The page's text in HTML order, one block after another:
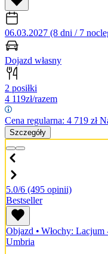
06.03.2027 (8 dni / 7
Dojazd własny
2 posiłki
4 119zł/razem
Cena regularna: 4 719 zł
Szczegóły
5.0/6 (495 opinii)
Bestseller
Objazd • Włochy: Lacjum
Umbria